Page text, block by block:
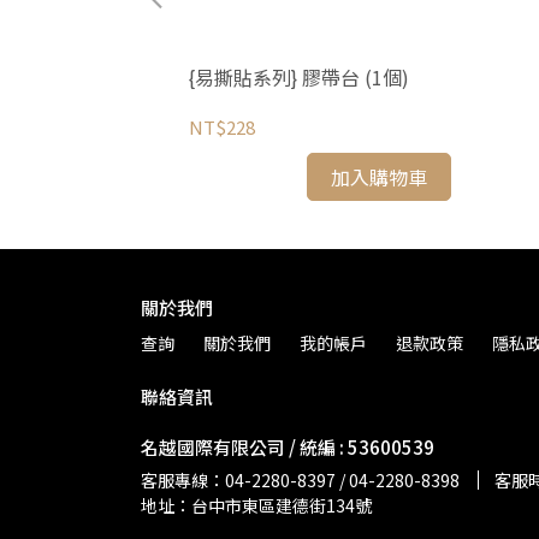
{易撕貼系列} 膠帶台 (1個)
NT$228
加入購物車
關於我們
查詢 關於我們 我的帳戶 退款政策 隱私
聯絡資訊
名越國際有限公司 / 統編 : 53600539
客服專線：04-2280-8397 / 04-2280-8398
客服
地址：台中市東區建德街134號